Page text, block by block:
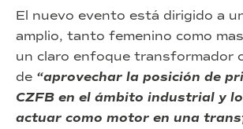
El nuevo evento está dirigido a
amplio, tanto femenino como
un claro enfoque transformador
de “aprovechar la posición de
CZFB en el ámbito industrial y
actuar como motor en una